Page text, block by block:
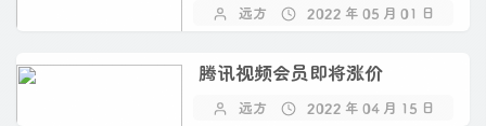
远方 2022 年 05 月 01 日
腾讯视频会员即将涨价
远方 2022 年 04 月 15 日